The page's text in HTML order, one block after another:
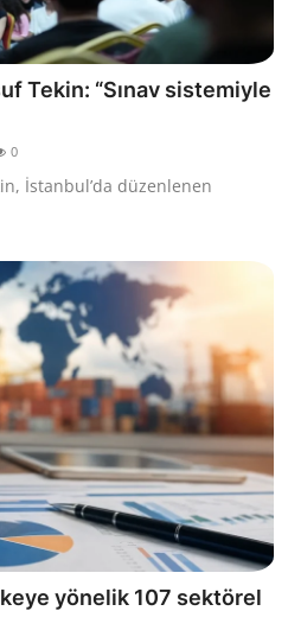
Tekin: “Sınav sistemiyle
0
İstanbul’da düzenlenen
yönelik 107 sektörel